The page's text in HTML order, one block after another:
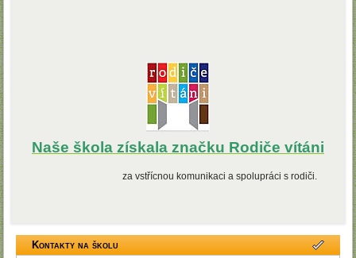
Naše škola získala značku Rodiče vítáni
za vstřícnou komunikaci a spolupráci s rodiči.
Kontakty na školu